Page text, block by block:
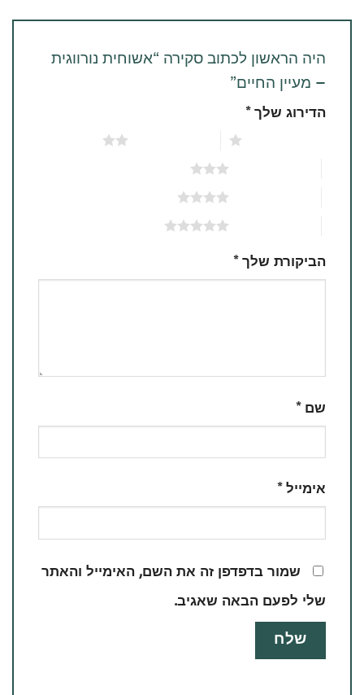
היה הראשון לכתוב סקירה “אשוחית נורווגית
– מעיין החיים”
הדירוג שלך*
הביקורת שלך*
שם*
אימייל*
שמור בדפדפן זה את השם, האימייל והאתר
שלי לפעם הבאה שאגיב.